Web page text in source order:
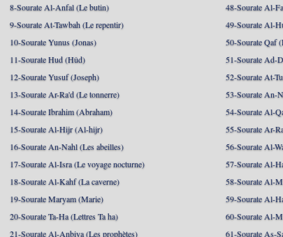
8-Sourate Al-Anfal (Le butin)
9-Sourate At-Tawbah (Le repentir)
10-Sourate Yunus (Jonas)
11-Sourate Hud (Hûd)
12-Sourate Yusuf (Joseph)
13-Sourate Ar-Ra'd (Le tonnerre)
14-Sourate Ibrahim (Abraham)
15-Sourate Al-Hijr (Al-hijr)
16-Sourate An-Nahl (Les abeilles)
17-Sourate Al-Isra (Le voyage nocturne)
18-Sourate Al-Kahf (La caverne)
19-Sourate Maryam (Marie)
20-Sourate Ta-Ha (Lettres Ta ha)
21-Sourate Al-Anbiya (Les prophètes)
48-Sourate Al-
49-Sourate Al-
50-Sourate Qaf
51-Sourate Ad-
52-Sourate At-
53-Sourate An-
54-Sourate Al-
55-Sourate Ar-
56-Sourate Al-
57-Sourate Al-
58-Sourate Al-
59-Sourate Al-
60-Sourate Al-
61-Sourate As-